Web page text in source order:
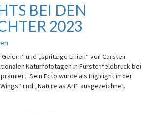
BEI DEN
2023
und „spritzige Linien“ von Carsten
Naturfototagen in Fürstenfeldbruck bei
Sein Foto wurde als Highlight in der
und „Nature as Art“ ausgezeichnet.